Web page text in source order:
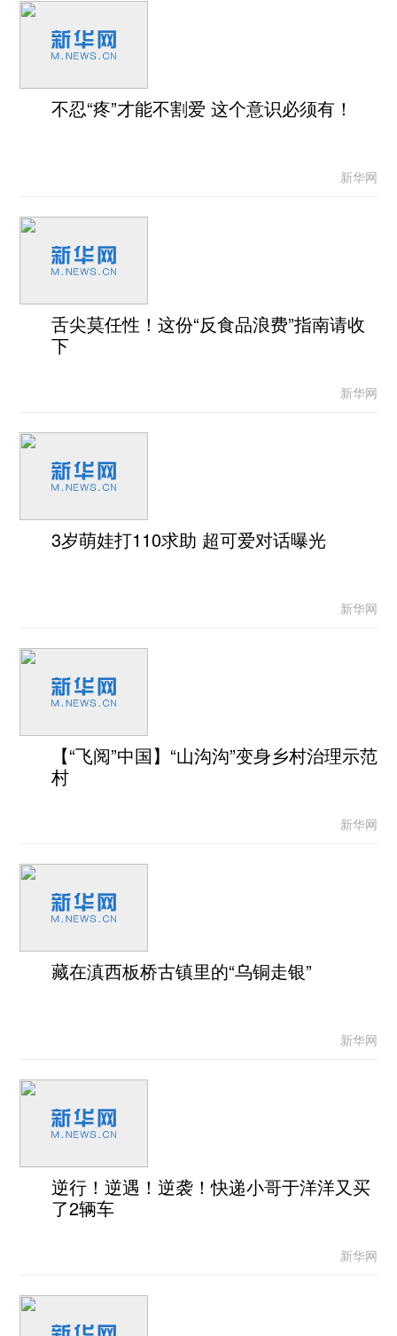
不忍“疼”才能不割爱 这个意识必须有！
新华网
舌尖莫任性！这份“反食品浪费”指南请收
下
新华网
3岁萌娃打110求助 超可爱对话曝光
新华网
【“飞阅”中国】“山沟沟”变身乡村治理示范
村
新华网
藏在滇西板桥古镇里的“乌铜走银”
新华网
逆行！逆遇！逆袭！快递小哥于洋洋又买
了2辆车
新华网